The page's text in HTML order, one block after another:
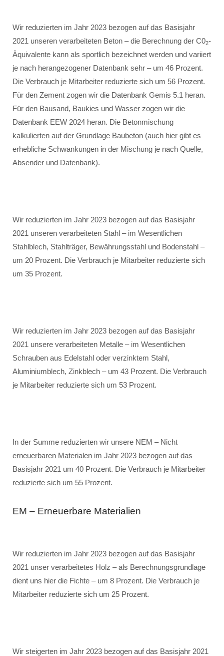
Wir reduzierten im Jahr 2023 bezogen auf das Basisjahr
2021 unseren verarbeiteten Beton – die Berechnung der C02-
Äquivalente kann als sportlich bezeichnet werden und variiert
je nach herangezogener Datenbank sehr – um 46 Prozent.
Die Verbrauch je Mitarbeiter reduzierte sich um 56 Prozent.
Für den Zement zogen wir die Datenbank Gemis 5.1 heran.
Für den Bausand, Baukies und Wasser zogen wir die
Datenbank EEW 2024 heran. Die Betonmischung
kalkulierten auf der Grundlage Baubeton (auch hier gibt es
erhebliche Schwankungen in der Mischung je nach Quelle,
Absender und Datenbank).
Wir reduzierten im Jahr 2023 bezogen auf das Basisjahr
2021 unseren verarbeiteten Stahl – im Wesentlichen
Stahlblech, Stahlträger, Bewährungsstahl und Bodenstahl –
um 20 Prozent. Die Verbrauch je Mitarbeiter reduzierte sich
um 35 Prozent.
Wir reduzierten im Jahr 2023 bezogen auf das Basisjahr
2021 unsere verarbeiteten Metalle – im Wesentlichen
Schrauben aus Edelstahl oder verzinktem Stahl,
Aluminiumblech, Zinkblech – um 43 Prozent. Die Verbrauch
je Mitarbeiter reduzierte sich um 53 Prozent.
In der Summe reduzierten wir unsere NEM – Nicht
erneuerbaren Materialen im Jahr 2023 bezogen auf das
Basisjahr 2021 um 40 Prozent. Die Verbrauch je Mitarbeiter
reduzierte sich um 55 Prozent.
EM – Erneuerbare Materialien
Wir reduzierten im Jahr 2023 bezogen auf das Basisjahr
2021 unser verarbeitetes Holz – als Berechnungsgrundlage
dient uns hier die Fichte – um 8 Prozent. Die Verbrauch je
Mitarbeiter reduzierte sich um 25 Prozent.
Wir steigerten im Jahr 2023 bezogen auf das Basisjahr 2021